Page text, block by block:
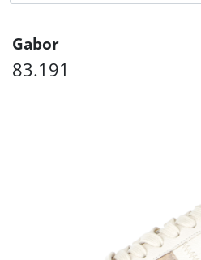
Gabor
83.191